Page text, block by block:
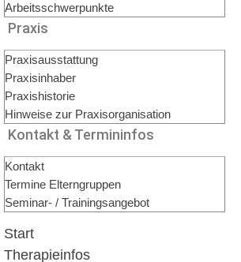
Arbeitsschwerpunkte
Praxis
Praxisausstattung
Praxisinhaber
Praxishistorie
Hinweise zur Praxisorganisation
Kontakt & Termininfos
Kontakt
Termine Elterngruppen
Seminar- / Trainingsangebot
Start
Therapieinfos